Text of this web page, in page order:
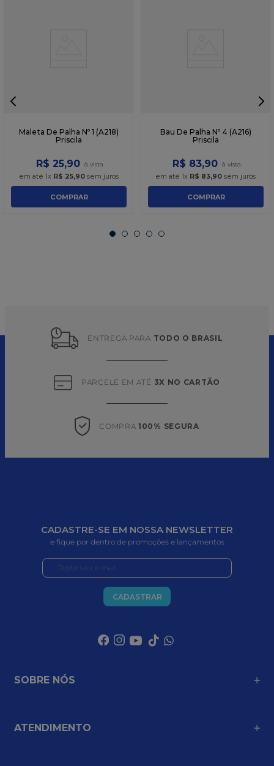
Maleta De Palha Nº 1 (A218)
Priscila
R$ 25,90
em até 1x R$ 25,90sem juros
COMPRAR
Bau De Palha Nº 4 (A216)
Priscila
R$ 83,90
em até 1x R$ 83,90 sem juros
COMPRAR
ENTREGA PARA TODO O BRASIL
PARCELE EM ATÉ 3X NO CARTÃO
COMPRA 100% SEGURA
CADASTRE-SE EM NOSSA NEWSLETTER
e fique por dentro de promoções e lançamentos
CADASTRAR
SOBRE NÓS
ATENDIMENTO